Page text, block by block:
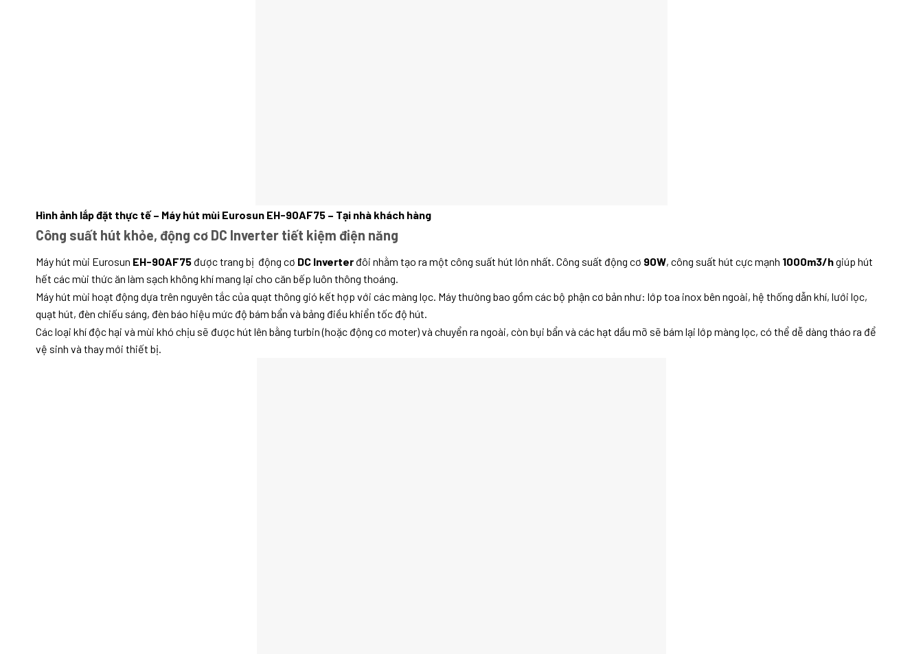
Hình ảnh lắp đặt thực tế – Máy hút mùi Eurosun EH-90AF75 – Tại nhà khách hàng
Công suất hút khỏe, động cơ DC Inverter tiết kiệm điện năng
Máy hút mùi Eurosun EH-90AF75 được trang bị động cơ DC Inverter đôi nhằm tạo ra một công suất hút lớn nhất. Công suất động cơ 90W, công suất hút cực mạnh 1000m3/hgiúp hút
hết các mùi thức ăn làm sạch không khí mang lại cho căn bếp luôn thông thoáng.
Máy hút mùi hoạt động dựa trên nguyên tắc của quạt thông gió kết hợp với các màng lọc. Máy thường bao gồm các bộ phận cơ bản như: lớp toa inox bên ngoài, hệ thống dẫn khí, lưới lọc,
quạt hút, đèn chiếu sáng, đèn báo hiệu mức độ bám bẩn và bảng điều khiển tốc độ hút.
Các loại khí độc hại và mùi khó chịu sẽ được hút lên bằng turbin (hoặc động cơ moter) và chuyển ra ngoài, còn bụi bẩn và các hạt dầu mỡ sẽ bám lại lớp màng lọc, có thể dễ dàng tháo ra để
vệ sinh và thay mới thiết bị.